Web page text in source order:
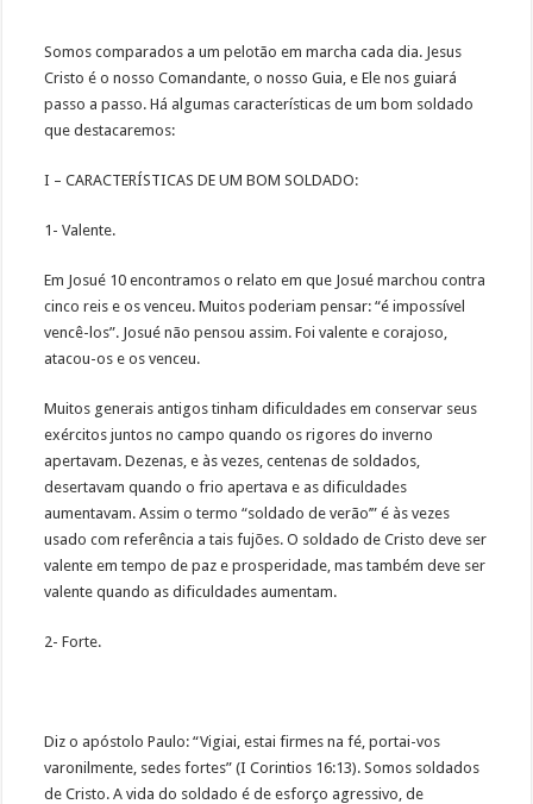
Somos comparados a um pelotão em marcha cada dia. Jesus
Cristo é o nosso Comandante, o nosso Guia, e Ele nos guiará
passo a passo. Há algumas características de um bom soldado
que destacaremos:
I – CARACTERÍSTICAS DE UM BOM SOLDADO:
1- Valente.
Em Josué 10 encontramos o relato em que Josué marchou contra
cinco reis e os venceu. Muitos poderiam pensar: “é impossível
vencê-los”. Josué não pensou assim. Foi valente e corajoso,
atacou-os e os venceu.
Muitos generais antigos tinham dificuldades em conservar seus
exércitos juntos no campo quando os rigores do inverno
apertavam. Dezenas, e às vezes, centenas de soldados,
desertavam quando o frio apertava e as dificuldades
aumentavam. Assim o termo “soldado de verão’” é às vezes
usado com referência a tais fujões. O soldado de Cristo deve ser
valente em tempo de paz e prosperidade, mas também deve ser
valente quando as dificuldades aumentam.
2- Forte.
Diz o apóstolo Paulo: “Vigiai, estai firmes na fé, portai-vos
varonilmente, sedes fortes” (I Corintios 16:13). Somos soldados
de Cristo. A vida do soldado é de esforço agressivo, de